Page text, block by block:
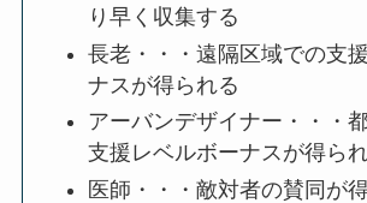
り早く収集する
長老・・・遠隔区域での支
ナスが得られる
アーバンデザイナー・・・
支援レベルボーナスが得ら
医師・・・敵対者の賛同が